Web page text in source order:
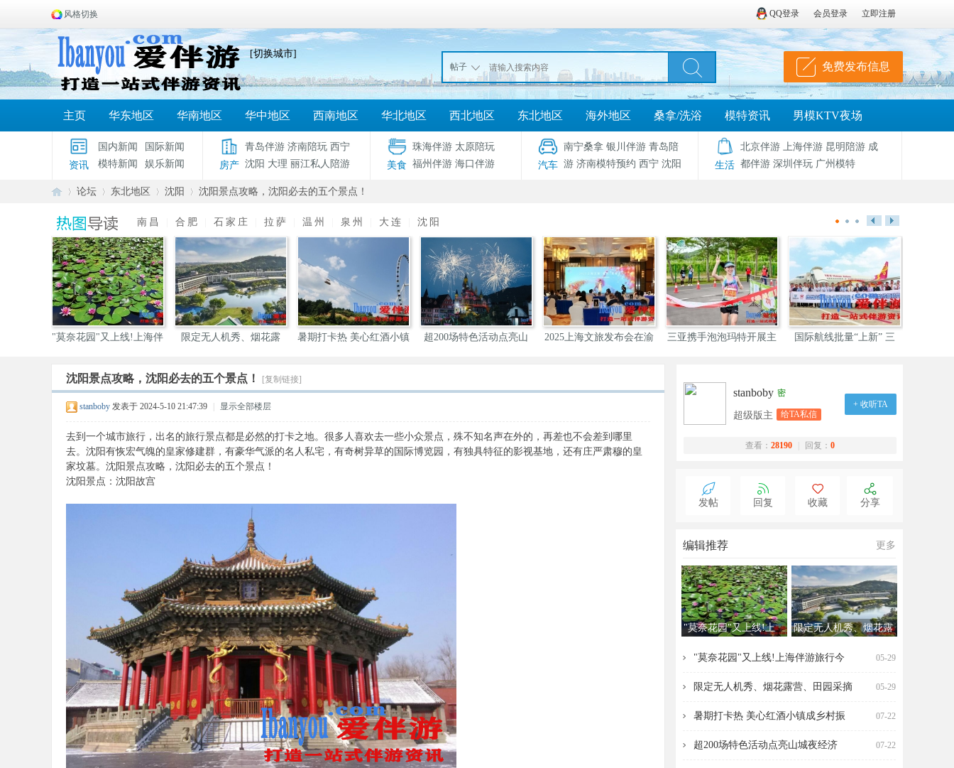
QQ登录 会员登录 立即注册
风格切换
[切换城市]
帖子 免费发布信息
主页 华东地区 华南地区 华中地区 西南地区 华北地区 西北地区 东北地区 海外地区 桑拿/洗浴 模特资讯 男模KTV夜场
资讯
国内新闻
国际新闻
模特新闻
娱乐新闻 房产
青岛伴游 济南陪玩 西宁
沈阳 大理 丽江私人陪游 美食
珠海伴游 太原陪玩
福州伴游 海口伴游 汽车
南宁桑拿 银川伴游 青岛陪
游 济南模特预约 西宁 沈阳 生活
北京伴游 上海伴游 昆明陪游 成
都伴游 深圳伴玩 广州模特
爱
伴
»
论坛
›
东北地区
›
沈阳
›
沈阳景点攻略，沈阳必去的五个景点！
南昌 合肥 石家庄 拉萨 温州 泉州 大连 沈阳
"莫奈花园"又上线!上海伴
限定无人机秀、烟花露
暑期打卡热 美心红酒小镇
超200场特色活动点亮山
2025上海文旅发布会在渝
三亚携手泡泡玛特开展主
国际航线批量“上新” 三
沈阳景点攻略，沈阳必去的五个景点！ [复制链接]
stanboby 发表于 2024-5-10 21:47:39 显示全部楼层
去到一个城市旅行，出名的旅行景点都是必然的打卡之地。很多人喜欢去一些小众景点，殊不知名声在外的，再差也不会差到哪里
去。沈阳有恢宏气魄的皇家修建群，有豪华气派的名人私宅，有奇树异草的国际博览园，有独具特征的影视基地，还有庄严肃穆的皇
家坟墓。沈阳景点攻略，沈阳必去的五个景点！
沈阳景点：沈阳故宫
stanboby 密
超级版主 给TA私信
+ 收听TA
查看： 28190 回复： 0
发帖 回复 收藏 分享
编辑推荐 更多
"莫奈花园"又上线!上
限定无人机秀、烟花露
"莫奈花园"又上线!上海伴游旅行今
05-29
限定无人机秀、烟花露营、田园采摘 05-29
暑期打卡热 美心红酒小镇成乡村振 07-22
超200场特色活动点亮山城夜经济 07-22